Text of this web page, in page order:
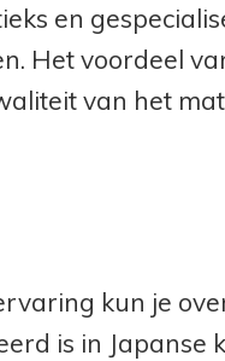
en
Het voordeel
van het
kun je
is in Japanse